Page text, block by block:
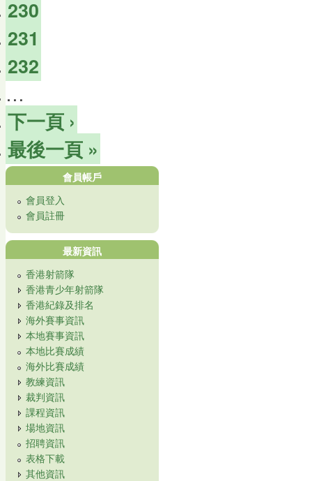
230
231
232
…
下一頁 ›
最後一頁 »
會員帳戶
會員登入
會員註冊
最新資訊
香港射箭隊
香港青少年射箭隊
香港紀錄及排名
海外賽事資訊
本地賽事資訊
本地比賽成績
海外比賽成績
教練資訊
裁判資訊
課程資訊
場地資訊
招聘資訊
表格下載
其他資訊